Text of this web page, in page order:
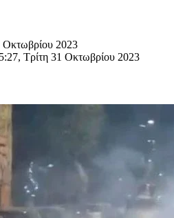
Οκτωβρίου 2023
Τρίτη 31 Οκτωβρίου 2023